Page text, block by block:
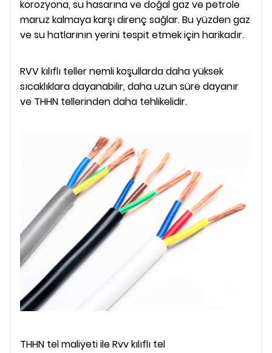
korozyona, su hasarına ve doğal gaz ve petrole
maruz kalmaya karşı direnç sağlar. Bu yüzden gaz
ve su hatlarının yerini tespit etmek için harikadır.
RVV kılıflı teller nemli koşullarda daha yüksek
sıcaklıklara dayanabilir, daha uzun süre dayanır
ve THHN tellerinden daha tehlikelidir.
THHN tel maliyeti ile Rvv kılıflı tel